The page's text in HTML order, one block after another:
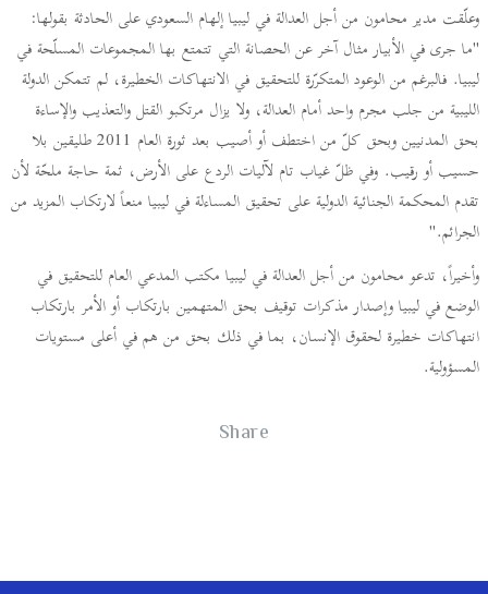
وعلّقت مدير محامون من أجل العدالة في ليبيا إلهام السعودي على الحادثة بقولها:
"ما جرى في الأبيار مثال آخر عن الحصانة التي تتمتع بها المجموعات المسلّحة في
ليبيا. فالبرغم من الوعود المتكرّرة للتحقيق في الانتهاكات الخطيرة، لم تتمكن الدولة
الليبية من جلب مجرم واحد أمام العدالة، ولا يزال مرتكبو القتل والتعذيب والإساءة
بحق المدنيين وبحق كلّ من اختطف أو أصيب بعد ثورة العام 2011 طليقين بلا
حسيب أو رقيب. وفي ظلّ غياب تام لآليات الردع على الأرض، ثمة حاجة ملحّة لأن
تقدم المحكمة الجنائية الدولية على تحقيق المساءلة في ليبيا منعاً لارتكاب المزيد من
الجرائم."
وأخيراً، تدعو محامون من أجل العدالة في ليبيا مكتب المدعي العام للتحقيق في
الوضع في ليبيا وإصدار مذكرات توقيف بحق المتهمين بارتكاب أو الأمر بارتكاب
انتهاكات خطيرة لحقوق الإنسان، بما في ذلك بحق من هم في أعلى مستويات
المسؤولية.
Share